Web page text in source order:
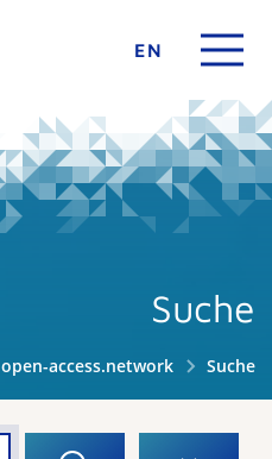
EN
Suche
open-access.network Suche